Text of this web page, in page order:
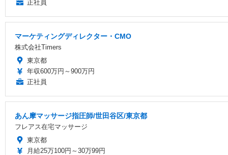
正社員
マーケティングディレクター・CMO
株式会社Timers
東京都
年収600万円～900万円
正社員
あん摩マッサージ指圧師/世田谷区/東京都
フレアス在宅マッサージ
東京都
月給25万100円～30万99円